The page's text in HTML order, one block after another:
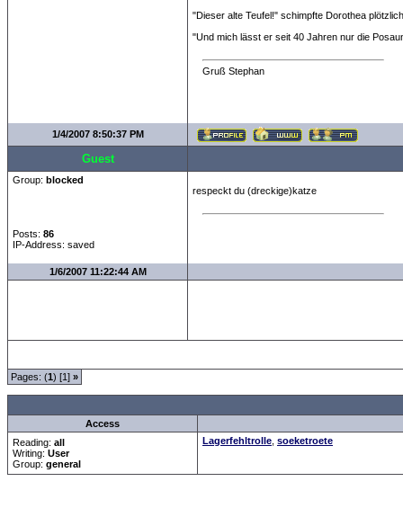
"Dieser alte Teufel!" schimpfte Dorothea
"Und mich lässt er seit 40 Jahren nur die
Gruß Stephan
1/4/2007 8:50:37 PM
Guest
Group: blocked
Posts: 86
IP-Address: saved
respeckt du (dreckige)katze
1/6/2007 11:22:44 AM
Pages: (1) [1] »
Access
Reading: all
Writing: User
Group: general
Lagerfehltrolle soeketroete